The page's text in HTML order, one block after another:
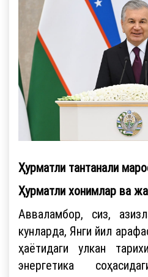
Ҳурматли тантанали
Ҳурматли хонимлар ва
Авваламбор, сиз,
кунларда, Янги йил
ҳаётидаги улкан
энергетика